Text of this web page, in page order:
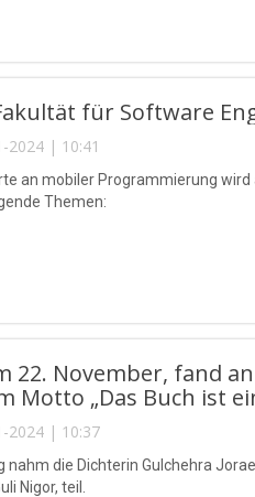
für Software
2024 | 10:41
an mobiler Programmierung
Themen:
22. November, fand
Motto „Das Buch ist
2024 | 10:37
nahm die Dichterin Gulchehra
Nigor, teil.